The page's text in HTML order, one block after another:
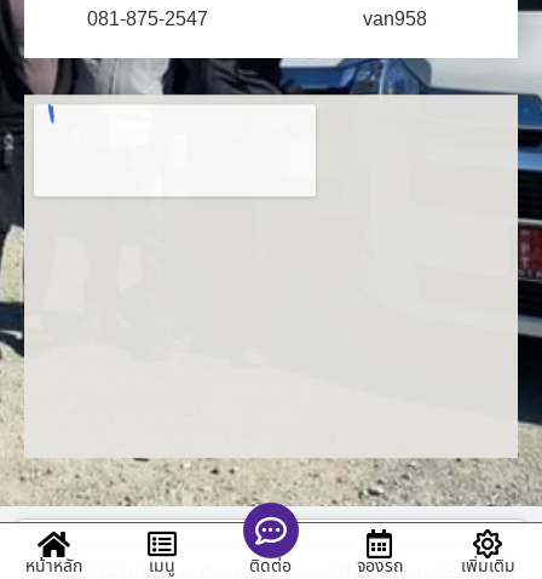
081-875-2547 van958
หน้าหลัก เมนู ติดต่อ จองรถ เพิ่มเติม